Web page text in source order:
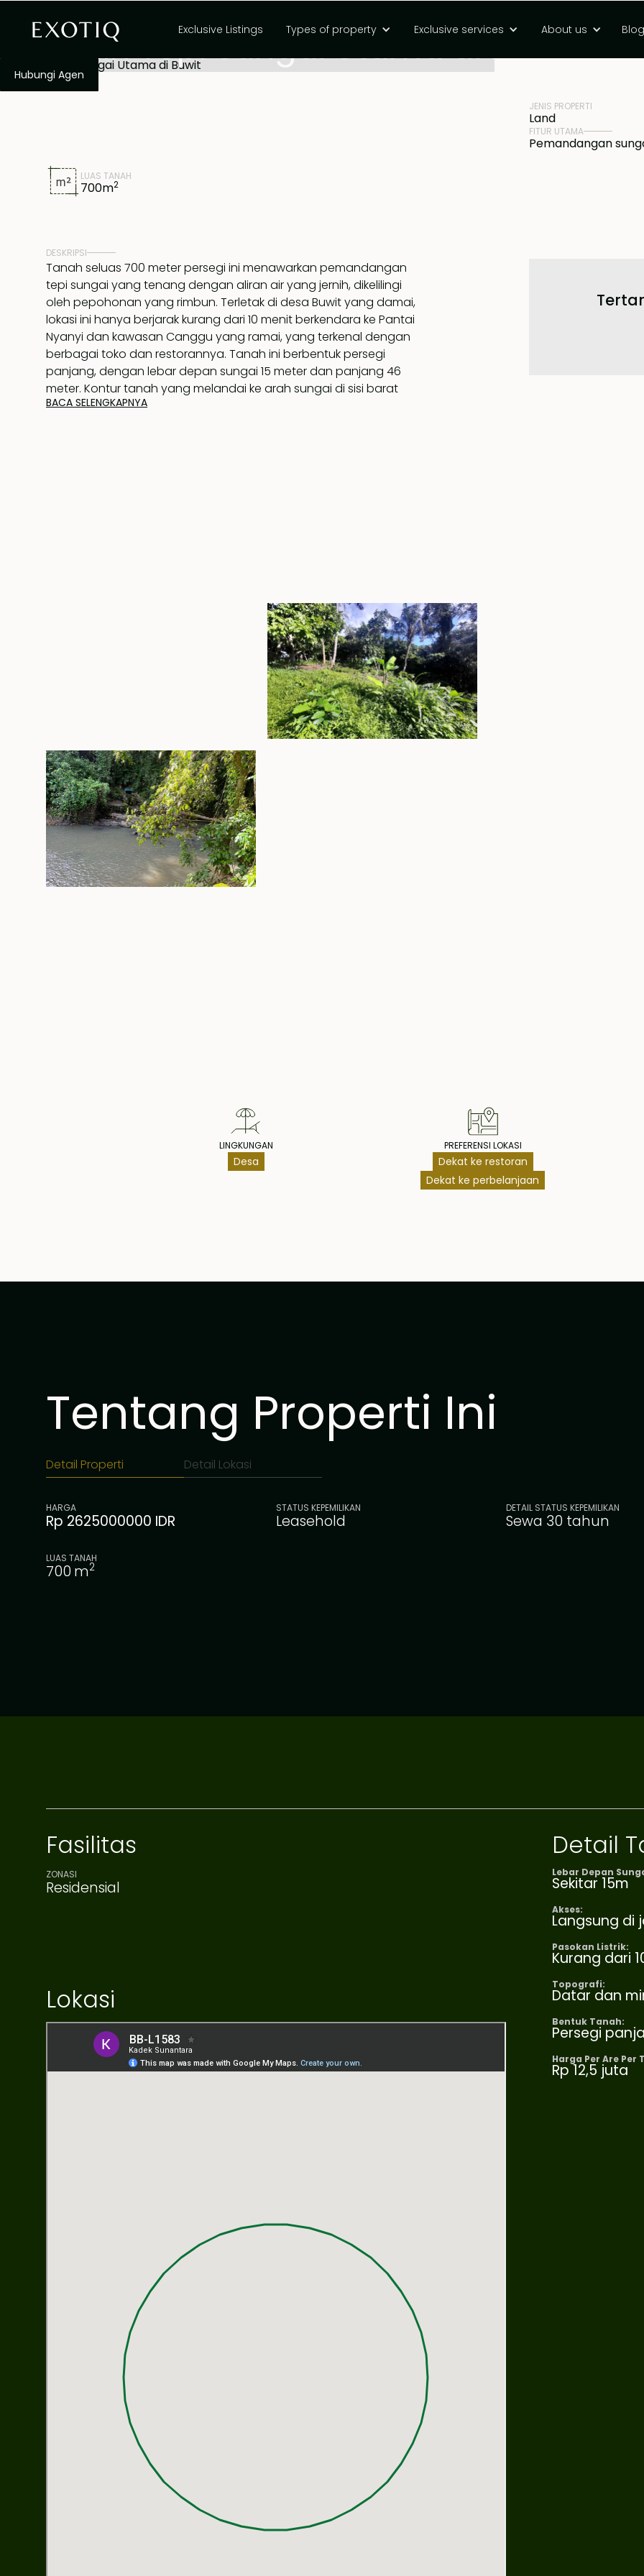
Exclusive Listings Types of property Exclusive services About us Blog
Hubungi Agen
Tanah Lot,Bali Sewa 30 tahun
Tanah Tepi Sungai Utama di Buwit
LUAS TANAH
700m2
DESKRIPSI
Tanah seluas 700 meter persegi ini menawarkan pemandangan
tepi sungai yang tenang dengan aliran air yang jernih, dikelilingi
oleh pepohonan yang rimbun. Terletak di desa Buwit yang damai,
lokasi ini hanya berjarak kurang dari 10 menit berkendara ke Pantai
Nyanyi dan kawasan Canggu yang ramai, yang terkenal dengan
berbagai toko dan restorannya. Tanah ini berbentuk persegi
panjang, dengan lebar depan sungai 15 meter dan panjang 46
meter. Kontur tanah yang melandai ke arah sungai di sisi barat
menjadikannya lokasi ideal untuk membangun vila mewah dengan
BACA SELENGKAPNYA
HARGA
JENIS PROPERTI
Land
FITUR UTAMA
Pemandangan
LINGKUNGAN
Desa
PREFERENSI LOKASI
Dekat ke restoran
Dekat ke perbelanjaan
Tentang Properti Ini
Detail Properti Detail Lokasi
HARGA
Rp 2625000000 IDR
STATUS KEPEMILIKAN
Leasehold
DETAIL STATUS KEPEMILIKAN
Sewa 30 tahun
LUAS TANAH
700 m2
Fasilitas
ZONASI
Residensial
Lokasi
Detail
Lebar Depan
Sekitar 15m
Akses:
Langsung di
Pasokan Listrik:
Kurang dari
Topografi:
Datar dan
Bentuk Tanah:
Persegi
Harga Per Are Per
Rp 12,5 juta